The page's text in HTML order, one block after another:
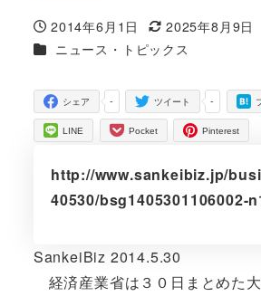
投稿日
2014年6月1日
更新日
2025年8月9日
カテゴリー
ニュース・トピックス
-
シェア -
ツイート
LINE Pocket Pinterest
http://www.sankeibiz.jp/
40530/bsg1405301106002-
SankeiBiz 2014.5.30
経済産業省は３０日まとめた